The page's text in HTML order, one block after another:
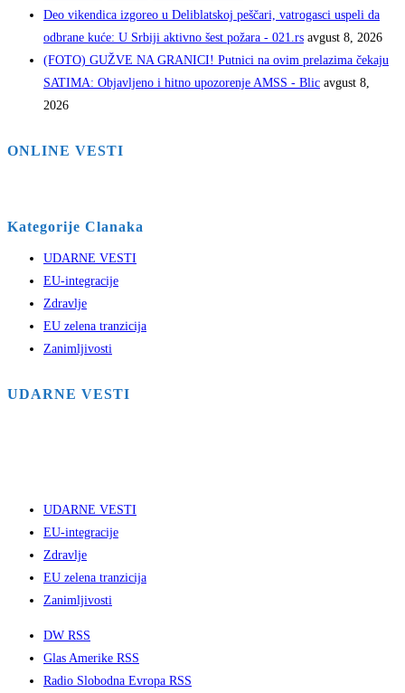
Deo vikendica izgoreo u Deliblatskoj peščari, vatrogasci uspeli da
odbrane kuće: U Srbiji aktivno šest požara - 021.rs avgust 8, 2026
(FOTO) GUŽVE NA GRANICI! Putnici na ovim prelazima čekaju
SATIMA: Objavljeno i hitno upozorenje AMSS - Blic avgust 8,
2026
ONLINE VESTI
Kategorije Clanaka
UDARNE VESTI
EU-integracije
Zdravlje
EU zelena tranzicija
Zanimljivosti
UDARNE VESTI
UDARNE VESTI
EU-integracije
Zdravlje
EU zelena tranzicija
Zanimljivosti
DW RSS
Glas Amerike RSS
Radio Slobodna Evropa RSS